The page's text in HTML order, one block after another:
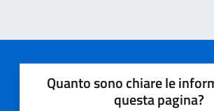
Quanto sono chiare le
questa pagina?